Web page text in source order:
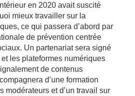
en 2020 avait suscité
mieux travailler sur la
ce qui passera d’abord par
de prévention centrée
Un partenariat sera signé
les plateformes numériques
de contenus
d’une formation
modérateurs et d’un travail sur